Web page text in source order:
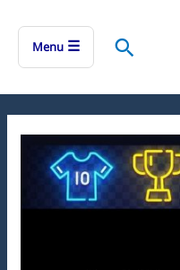
جستجو☰
Menu